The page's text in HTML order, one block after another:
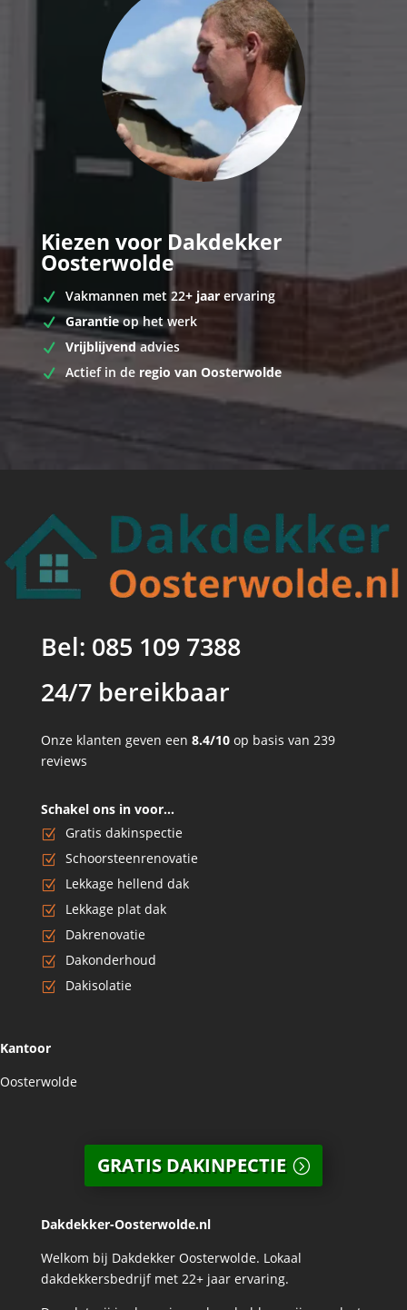
Kiezen voor Dakdekker
Oosterwolde
Vakmannen met 22+ jaarervaring
Garantieop het werk
Vrijblijvendadvies
Actief in de regio van Oosterwolde
Bel: 085 109 7388
24/7 bereikbaar
Onze klanten geven een 8.4/10 op basis van 239
reviews
Schakel ons in voor…
Gratis dakinspectie
Schoorsteenrenovatie
Lekkage hellend dak
Lekkage plat dak
Dakrenovatie
Dakonderhoud
Dakisolatie
Kantoor
Oosterwolde
GRATIS DAKINPECTIE
Dakdekker-Oosterwolde.nl
Welkom bij Dakdekker Oosterwolde. Lokaal
dakdekkersbedrijf met 22+ jaar ervaring.